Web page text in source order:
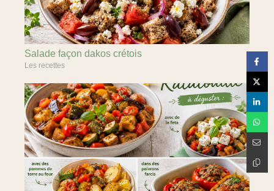
Salade façon dakos crétois
Les recettes